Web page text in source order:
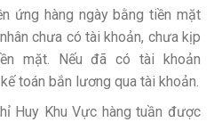
ứng hàng ngày bằng tiền mặt
chưa có tài khoản, chưa kịp
mặt. Nếu đã có tài khoản
toán bắn lương qua tài khoản.
Huy Khu Vực hàng tuần được